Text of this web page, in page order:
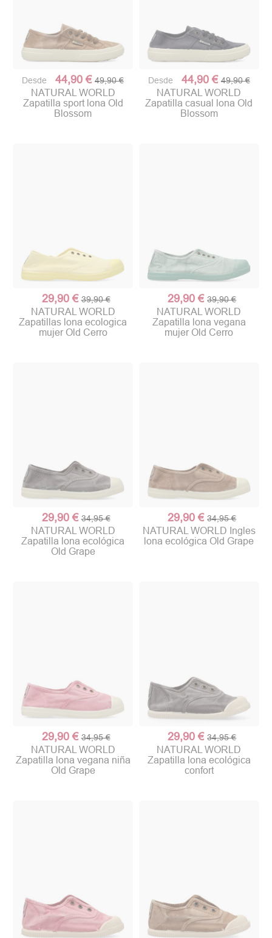
Desde 44,90 € 49,90 €
NATURAL WORLD
Zapatilla sport lona Old
Blossom
Desde 44,90 € 49,90 €
NATURAL WORLD
Zapatilla casual lona Old
Blossom
29,90 € 39,90 €
NATURAL WORLD
Zapatillas lona ecologica
mujer Old Cerro
29,90 € 39,90 €
NATURAL WORLD
Zapatilla lona vegana
mujer Old Cerro
29,90 € 34,95 €
NATURAL WORLD
Zapatilla lona ecológica
Old Grape
29,90 € 34,95 €
NATURAL WORLD Ingles
lona ecológica Old Grape
29,90 € 34,95 €
NATURAL WORLD
Zapatilla lona vegana niña
Old Grape
29,90 € 34,95 €
NATURAL WORLD
Zapatilla lona ecológica
confort